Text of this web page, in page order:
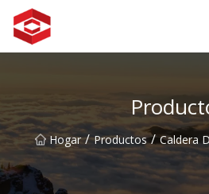
Hogar / Productos / Caldera